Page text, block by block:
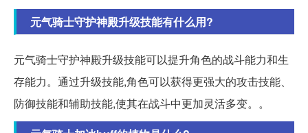
元气骑士守护神殿升级技能有什么用?
元气骑士守护神殿升级技能可以提升角色的战斗能力和生
存能力。通过升级技能,角色可以获得更强大的攻击技能、
防御技能和辅助技能,使其在战斗中更加灵活多变。。